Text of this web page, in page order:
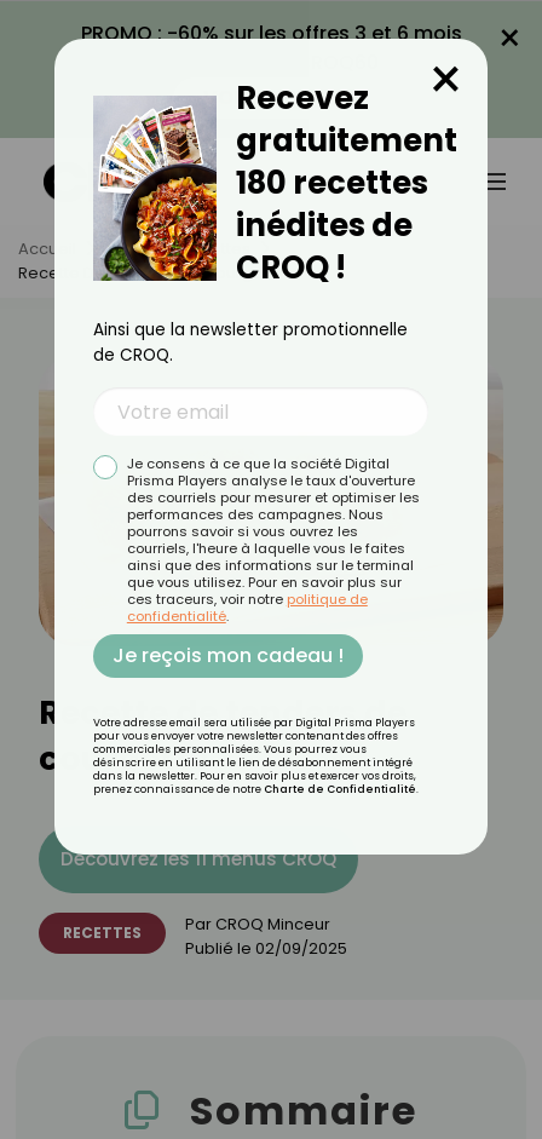
PROMO : -60% sur les offres 3 et 6 mois
VOIR LA PROMO
×
Accueil Actus
Recettes
Recette De Tenders De Courgette
Recette de tenders de
courgette
Découvrez les 11 menus CROQ
RECETTES Par CROQ Minceur
Publié le 02/09/2025
Sommaire
Recevez
gratuitement
180 recettes
inédites de
CROQ !
×
Ainsi que la newsletter promotionnelle
de CROQ.
Je consens à ce que la société Digital
Prisma Players analyse le taux d'ouverture
des courriels pour mesurer et optimiser les
performances des campagnes. Nous
pourrons savoir si vous ouvrez les
courriels, l'heure à laquelle vous le faites
ainsi que des informations sur le terminal
que vous utilisez. Pour en savoir plus sur
ces traceurs, voir notre politique de
confidentialité.
Je reçois mon cadeau !
Votre adresse email sera utilisée par Digital Prisma Players
pour vous envoyer votre newsletter contenant des offres
commerciales personnalisées. Vous pourrez vous
désinscrire en utilisant le lien de désabonnement intégré
dans la newsletter. Pour en savoir plus et exercer vos droits,
prenez connaissance de notre Charte de Confidentialité.